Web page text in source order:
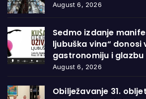
August 6, 2026
Sedmo izdanje
ljubuška vina“ donosi
gastronomiju i glazbu
August 6, 2026
Obilježavanje 31.